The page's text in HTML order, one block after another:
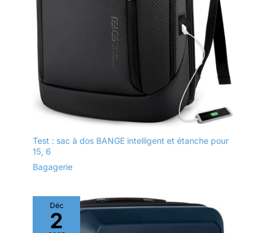
Test : sac à dos BANGE intelligent et étanche pour
15, 6
Bagagerie
Déc
2